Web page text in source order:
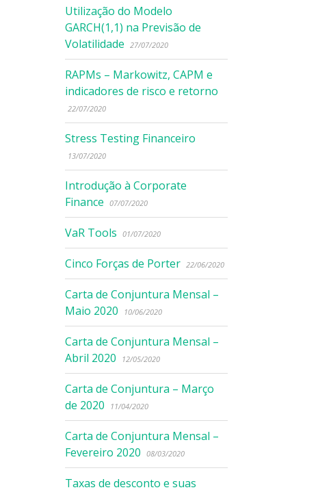
Utilização do Modelo
GARCH(1,1) na Previsão de
Volatilidade
27/07/2020
RAPMs – Markowitz, CAPM e
indicadores de risco e retorno
22/07/2020
Stress Testing Financeiro
13/07/2020
Introdução à Corporate
Finance
07/07/2020
VaR Tools 01/07/2020
Cinco Forças de Porter 22/06/2020
Carta de Conjuntura Mensal –
Maio 2020
10/06/2020
Carta de Conjuntura Mensal –
Abril 2020
12/05/2020
Carta de Conjuntura – Março
de 2020
11/04/2020
Carta de Conjuntura Mensal –
Fevereiro 2020
08/03/2020
Taxas de desconto e suas